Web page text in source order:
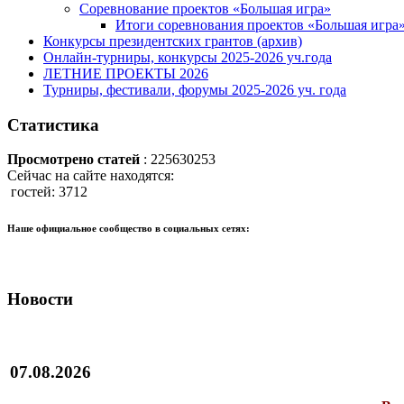
Соревнование проектов «Большая игра»
Итоги соревнования проектов «Большая
Конкурсы президентских грантов (архив)
Онлайн-турниры, конкурсы 2025-2026 уч.года
ЛЕТНИЕ ПРОЕКТЫ 2026
Турниры, фестивали, форумы 2025-2026 уч. года
Статистика
Просмотрено статей : 225630253
Сейчас на сайте находятся:
гостей: 3712
Наше официальное сообщество в социальных сетях:
Новости
07.08.2026